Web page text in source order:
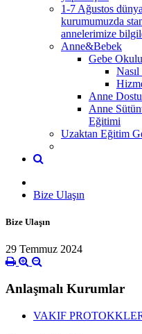
1-7 Ağustos
kurumumuzda
annelerimize
Anne&Bebek
Gebe Okulu
Anne
Anne
Eğitimi
Uzaktan Eğitim
Bize Ulaşın
Bize Ulaşın
29 Temmuz 2024
Anlaşmalı Kurumlar
VAKIF